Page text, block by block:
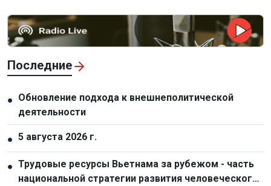
Последние
● Обновление подхода к внешнеполитической
деятельности
● 5 августа 2026 г.
● Трудовые ресурсы Вьетнама за рубежом - часть
национальной стратегии развития человеческого